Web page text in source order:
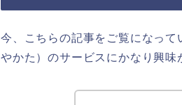
今、こちらの記事をご覧になっ
やかた）のサービスにかなり興味